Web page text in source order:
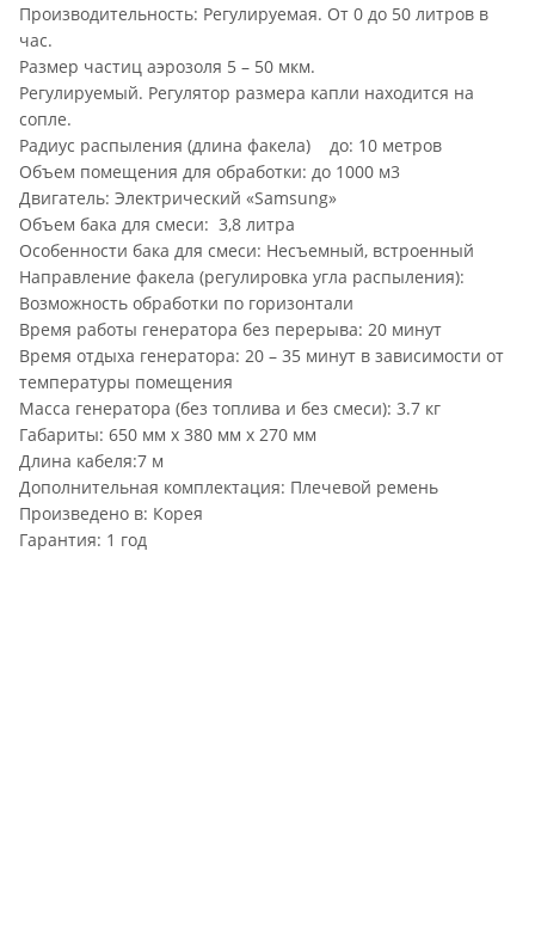
Производительность: Регулируемая. От 0 до 50 литров в
час.
Размер частиц аэрозоля 5 – 50 мкм.
Регулируемый. Регулятор размера капли находится на
сопле.
Радиус распыления (длина факела) до: 10 метров
Объем помещения для обработки: до 1000 м3
Двигатель: Электрический «Samsung»
Объем бака для смеси: 3,8 литра
Особенности бака для смеси: Несъемный, встроенный
Направление факела (регулировка угла распыления):
Возможность обработки по горизонтали
Время работы генератора без перерыва: 20 минут
Время отдыха генератора: 20 – 35 минут в зависимости от
температуры помещения
Масса генератора (без топлива и без смеси): 3.7 кг
Габариты: 650 мм х 380 мм х 270 мм
Длина кабеля:7 м
Дополнительная комплектация: Плечевой ремень
Произведено в: Корея
Гарантия: 1 год